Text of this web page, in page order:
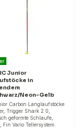
Junior
in
Neon-Gelb
Carbon Langlaufstöcke
Trigger Shark 2.0,
geformte Schlaufe,
Fin Vario Tellersystem.